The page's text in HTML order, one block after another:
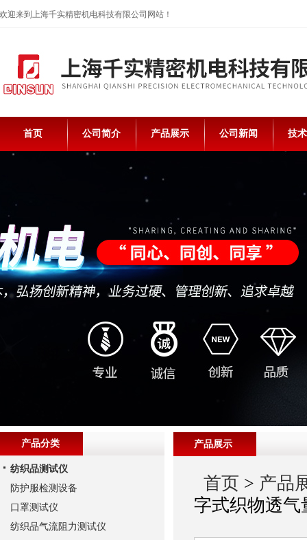
欢迎来到上海千实精密机电科技有限公司网站！
首页 公司简介 产品展示 公司新闻 技
产品展示
首页 > 产品
字式织物透气
产品分类
纺织品测试仪
防护服检测设备
口罩测试仪
纺织品气流阻力测试仪